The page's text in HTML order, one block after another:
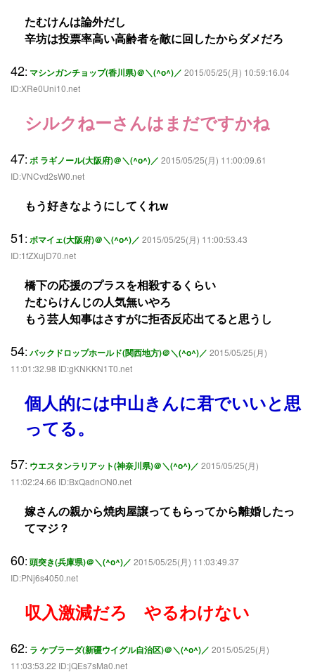
たむけんは論外だし
辛坊は投票率高い高齢者を敵に回したからダメだろ
42: マシンガンチョップ(香川県)＠＼(^o^)／ 2015/05/25(月) 10:59:16.04
ID:XRe0Uni10.net
シルクねーさんはまだですかね
47: ボ ラギノール(大阪府)＠＼(^o^)／ 2015/05/25(月) 11:00:09.61
ID:VNCvd2sW0.net
もう好きなようにしてくれw
51: ボマイェ(大阪府)＠＼(^o^)／ 2015/05/25(月) 11:00:53.43
ID:1fZXujD70.net
橋下の応援のプラスを相殺するくらい
たむらけんじの人気無いやろ
もう芸人知事はさすがに拒否反応出てると思うし
54: バックドロップホールド(関西地方)＠＼(^o^)／ 2015/05/25(月)
11:01:32.98 ID:gKNKKN1T0.net
個人的には中山きんに君でいいと思
ってる。
57: ウエスタンラリアット(神奈川県)＠＼(^o^)／ 2015/05/25(月)
11:02:24.66 ID:BxQadnON0.net
嫁さんの親から焼肉屋譲ってもらってから離婚したっ
てマジ？
60: 頭突き(兵庫県)＠＼(^o^)／ 2015/05/25(月) 11:03:49.37
ID:PNj6s4050.net
収入激減だろ やるわけない
62: ラ ケブラーダ(新疆ウイグル自治区)＠＼(^o^)／ 2015/05/25(月)
11:03:53.22 ID:jQEs7sMa0.net